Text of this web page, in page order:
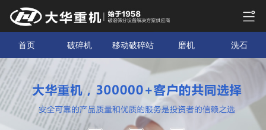
首页 破碎机 移动破碎站 磨机 洗石